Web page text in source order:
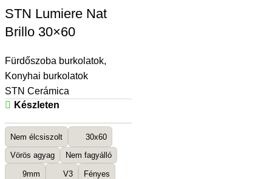
STN Lumiere Nat
Brillo 30×60
Fürdőszoba burkolatok,
Konyhai burkolatok
STN Cerámica
Készleten
Nem élcsiszolt 30x60
Vörös agyag Nem fagyálló
9mm V3 Fényes